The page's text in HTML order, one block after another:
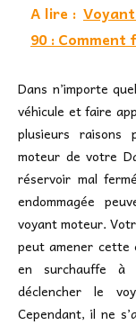
A lire :
90 : Comment
Dans n’importe
véhicule et faire
plusieurs raisons
moteur de votre
réservoir mal
endommagée
voyant moteur.
peut amener cette
en surchauffe à
déclencher le
Cependant, il ne